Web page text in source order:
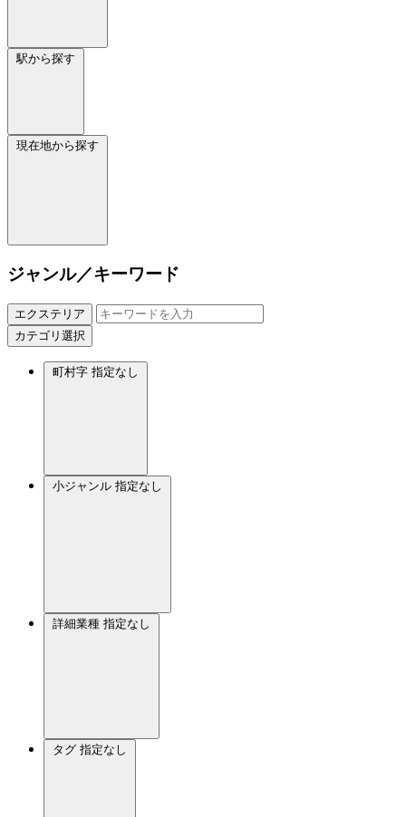
駅から探す
現在地から探す
ジャンル／キーワード
エクステリア
カテゴリ選択
町村字 指定なし
小ジャンル 指定なし
詳細業種 指定なし
タグ 指定なし